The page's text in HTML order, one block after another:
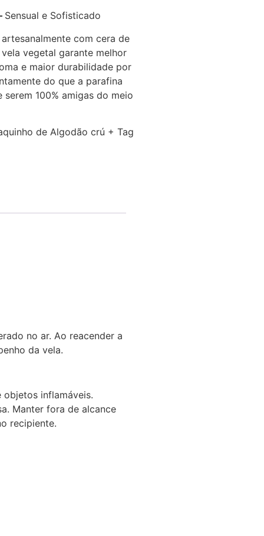
Sensual e Sofisticado
com cera de
vegetal garante melhor
e maior durabilidade por
do que a parafina
serem 100% amigas do meio
de Algodão crú + Tag
no ar. Ao reacender a
da vela.
objetos inflamáveis.
Manter fora de alcance
recipiente.